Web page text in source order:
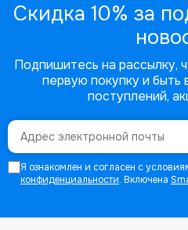
Скидка 10% за
Подпишитесь на рассылку,
первую покупку и быть
поступлений,
Я ознакомлен и согласен с
конфиденциальности. Включена